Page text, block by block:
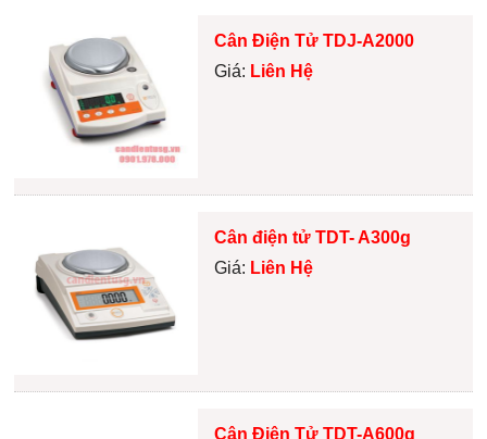
Cân Điện Tử TDJ-A2000
Giá: Liên Hệ
Cân điện tử TDT- A300g
Giá: Liên Hệ
Cân Điện Tử TDT-A600g